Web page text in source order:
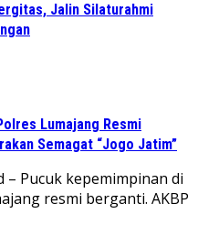
Jalin Silaturahmi
Lumajang Resmi
Semagat “Jogo Jatim”
– Pucuk kepemimpinan di
resmi berganti. AKBP